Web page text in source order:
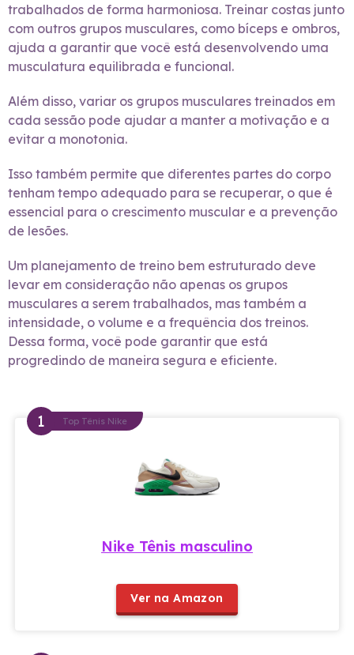
trabalhados de forma harmoniosa. Treinar costas junto
com outros grupos musculares, como bíceps e ombros,
ajuda a garantir que você está desenvolvendo uma
musculatura equilibrada e funcional.
Além disso, variar os grupos musculares treinados em
cada sessão pode ajudar a manter a motivação e a
evitar a monotonia.
Isso também permite que diferentes partes do corpo
tenham tempo adequado para se recuperar, o que é
essencial para o crescimento muscular e a prevenção
de lesões.
Um planejamento de treino bem estruturado deve
levar em consideração não apenas os grupos
musculares a serem trabalhados, mas também a
intensidade, o volume e a frequência dos treinos.
Dessa forma, você pode garantir que está
progredindo de maneira segura e eficiente.
Top Tênis Nike
Nike Tênis masculino
Ver na Amazon